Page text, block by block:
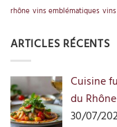
rhône vins emblématiques
ARTICLES RÉCENTS
Cuisine
du Rhône
30/07/